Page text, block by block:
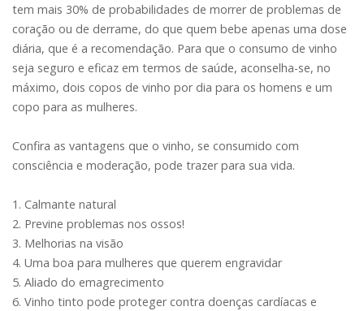
tem mais 30% de probabilidades de morrer de problemas de
coração ou de derrame, do que quem bebe apenas uma dose
diária, que é a recomendação. Para que o consumo de vinho
seja seguro e eficaz em termos de saúde, aconselha-se, no
máximo, dois copos de vinho por dia para os homens e um
copo para as mulheres.
Confira as vantagens que o vinho, se consumido com
consciência e moderação, pode trazer para sua vida.
1. Calmante natural
2. Previne problemas nos ossos!
3. Melhorias na visão
4. Uma boa para mulheres que querem engravidar
5. Aliado do emagrecimento
6. Vinho tinto pode proteger contra doenças cardíacas e